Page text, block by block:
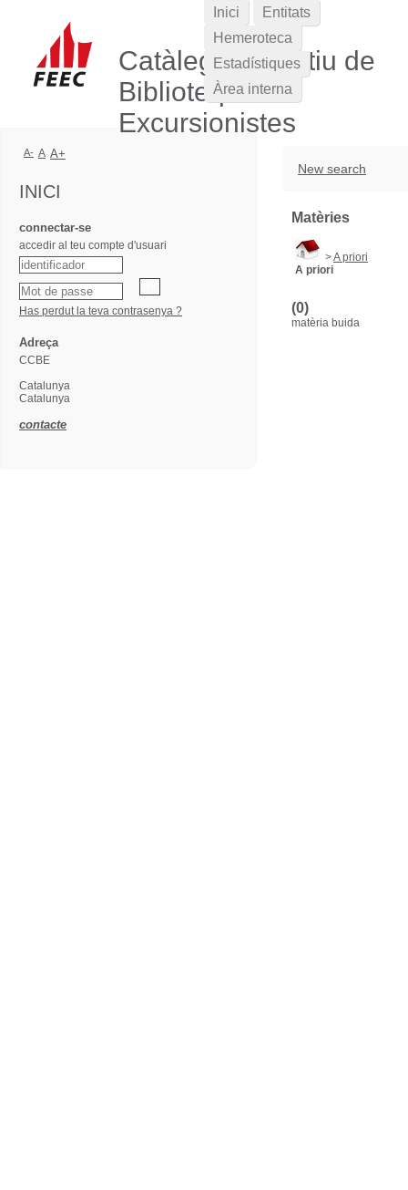
Catàleg Col·lectiu de
Biblioteques
Excursionistes
New search
Matèries
>A priori
A priori
(0)
matèria buida
Inici
Entitats
Hemeroteca
Estadístiques
Àrea interna
A- A A+
INICI
connectar-se
accedir al teu compte d'usuari
Has perdut la teva contrasenya ?
Adreça
CCBE
Catalunya
Catalunya
contacte